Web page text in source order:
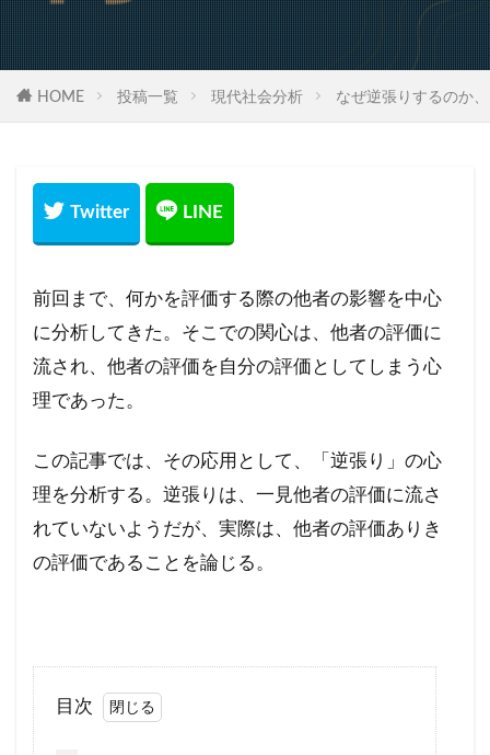
HOME 投稿一覧 現代社会分析 なぜ逆張りするのか
前回まで、何かを評価する際の他者の影響を中心
に分析してきた。そこでの関心は、他者の評価に
流され、他者の評価を自分の評価としてしまう心
理であった。
この記事では、その応用として、「逆張り」の心
理を分析する。逆張りは、一見他者の評価に流さ
れていないようだが、実際は、他者の評価ありき
の評価であることを論じる。
目次